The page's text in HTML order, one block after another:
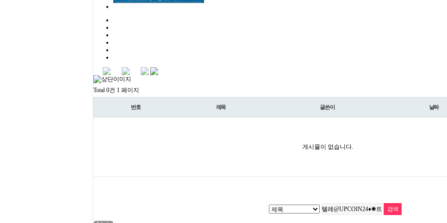
Total 0건 1 페이지
번호 제목 글쓴이 날짜
게시물이 없습니다.